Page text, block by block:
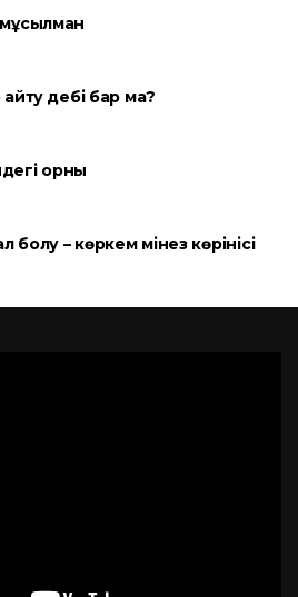
әдебі бар ма?
орны
болу – көркем мінез көрінісі